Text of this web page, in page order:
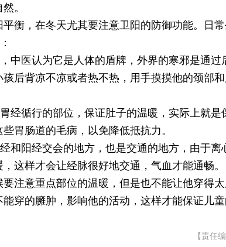
。
衡，在冬天尤其要注意卫阳的防御功能。日常
中医认为它是人体的盾牌，外界的寒邪是通过
后背凉不凉或者热不热，用手摸摸他的颈部
经循行的部位，保证肚子的温暖，实际上就是
胃肠道的毛病，以免降低抵抗力。
和阳经交会的地方，也是交通的地方，由于离
这样才会让经脉很好地交通，气血才能通畅。
注意重点部位的温暖，但是也不能让他穿得
穿的臃肿，影响他的活动，这样才能保证儿
【责任